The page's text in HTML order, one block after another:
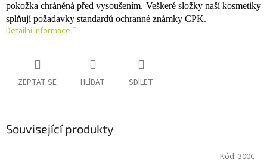
pokožka chráněná před vysoušením. Veškeré složky naší kosmetiky
splňují požadavky standardů ochranné známky CPK.
Detailní informace
ZEPTAT SE HLÍDAT SDÍLET
Související produkty
Kód: 300C